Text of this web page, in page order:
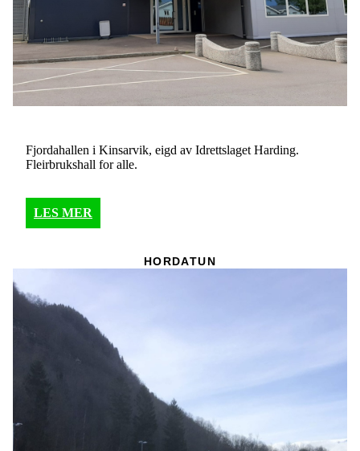
Fjordahallen i Kinsarvik, eigd av Idrettslaget Harding.
Fleirbrukshall for alle.
LES MER
HORDATUN